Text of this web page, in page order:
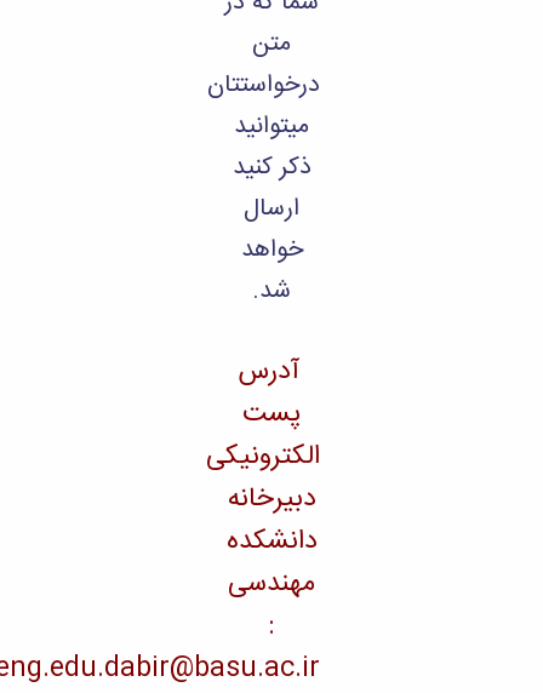
متن
درخواستتان
میتوانید
ذکر کنید
ارسال
خواهد
شد.
آدرس
پست
الکترونیکی
دبیرخانه
دانشکده
مهندسی
eng.edu.dabir@basu.ac.ir